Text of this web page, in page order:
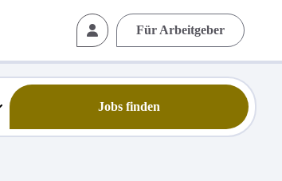
Für Arbeitgeber
Jobs finden